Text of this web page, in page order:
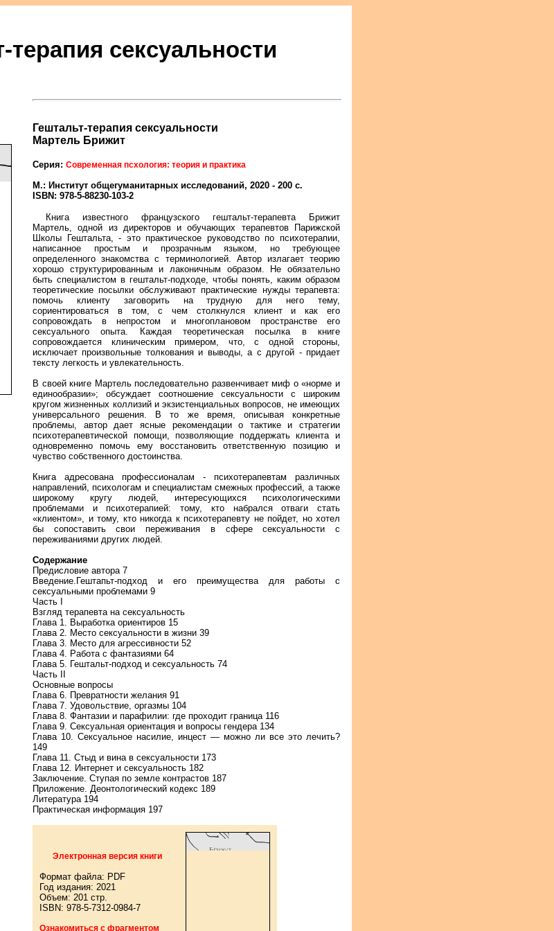
терапия сексуальности
Гештальт-терапия сексуальности
Мартель Брижит
Серия: Современная псхология: теория и практика
М.: Институт общегуманитарных исследований, 2020 - 200 с.
ISBN: 978-5-88230-103-2
Книга известного французского гештальт-терапевта Брижит
Мартель, одной из директоров и обучающих терапевтов Парижской
Школы Гештальта, - это практическое руководство по психотерапии,
написанное простым и прозрачным языком, но требующее
определенного знакомства с терминологией. Автор излагает теорию
хорошо структурированным и лаконичным образом. Не обязательно
быть специалистом в гештальт-подходе, чтобы понять, каким образом
теоретические посылки обслуживают практические нужды терапевта:
помочь клиенту заговорить на трудную для него тему,
сориентироваться в том, с чем столкнулся клиент и как его
сопровождать в непростом и многоплановом пространстве его
сексуального опыта. Каждая теоретическая посылка в книге
сопровождается клиническим примером, что, с одной стороны,
исключает произвольные толкования и выводы, а с другой - придает
тексту легкость и увлекательность.
В своей книге Мартель последовательно развенчивает миф о «норме и
единообразии»; обсуждает соотношение сексуальности с широким
кругом жизненных коллизий и экзистенциальных вопросов, не имеющих
универсального решения. В то же время, описывая конкретные
проблемы, автор дает ясные рекомендации о тактике и стратегии
психотерапевтической помощи, позволяющие поддержать клиента и
одновременно помочь ему восстановить ответственную позицию и
чувство собственного достоинства.
Книга адресована профессионалам - психотерапевтам различных
направлений, психологам и специалистам смежных профессий, а также
широкому кругу людей, интересующихся психологическими
проблемами и психотерапией: тому, кто набрался отваги стать
«клиентом», и тому, кто никогда к психотерапевту не пойдет, но хотел
бы сопоставить свои переживания в сфере сексуальности с
переживаниями других людей.
Содержание
Предисловие автора 7
Введение.Гештапьт-подход и его преимущества для работы с
сексуальными проблемами 9
Часть I
Взгляд терапевта на сексуальность
Глава 1. Выработка ориентиров 15
Глава 2. Место сексуальности в жизни 39
Глава 3. Место для агрессивности 52
Глава 4. Работа с фантазиями 64
Глава 5. Гештальт-подход и сексуальность 74
Часть II
Основные вопросы
Глава 6. Превратности желания 91
Глава 7. Удовольствие, оргазмы 104
Глава 8. Фантазии и парафилии: где проходит граница 116
Глава 9. Сексуальная ориентация и вопросы гендера 134
Глава 10. Сексуальное насилие, инцест — можно ли все это лечить?
149
Глава 11. Стыд и вина в сексуальности 173
Глава 12. Интернет и сексуальность 182
Заключение. Ступая по земле контрастов 187
Приложение. Деонтологический кодекс 189
Литература 194
Практическая информация 197
Электронная версия книги
Формат файла: PDF
Год издания: 2021
Объем: 201 стр.
ISBN: 978-5-7312-0984-7
Ознакомиться с фрагментом